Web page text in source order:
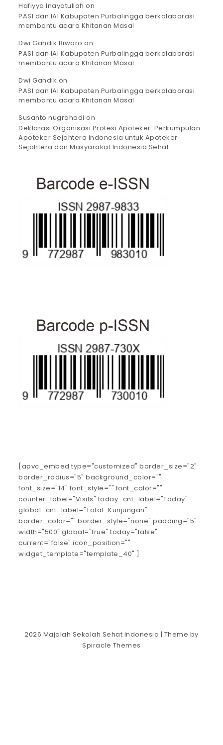
Hafiyya Inayatullah on
PASI dan IAI Kabupaten Purbalingga berkolaborasi
membantu acara Khitanan Masal
Dwi Gandik Biworo on
PASI dan IAI Kabupaten Purbalingga berkolaborasi
membantu acara Khitanan Masal
Dwi Gandik on
PASI dan IAI Kabupaten Purbalingga berkolaborasi
membantu acara Khitanan Masal
Susanto nugrahadi on
Deklarasi Organisasi Profesi Apoteker: Perkumpulan
Apoteker Sejahtera Indonesia untuk Apoteker
Sejahtera dan Masyarakat Indonesia Sehat
[apvc_embed type="customized" border_size="2"
border_radius="5" background_color=""
font_size="14" font_style="" font_color=""
counter_label="Visits" today_cnt_label="Today"
global_cnt_label="Total_Kunjungan"
border_color="" border_style="none" padding="5"
width="500" global="true" today="false"
current="false" icon_position=""
widget_template="template_40" ]
2026 Majalah Sekolah Sehat Indonesia | Theme by
Spiracle Themes